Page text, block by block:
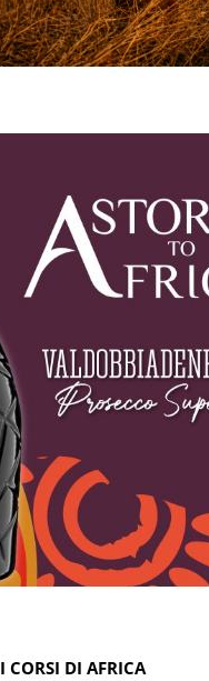
I CORSI DI AFRICA